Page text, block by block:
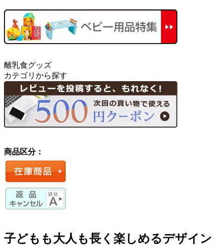
離乳食グッズ
カテゴリから探す
商品区分：
子どもも大人も長く楽しめるデザイン